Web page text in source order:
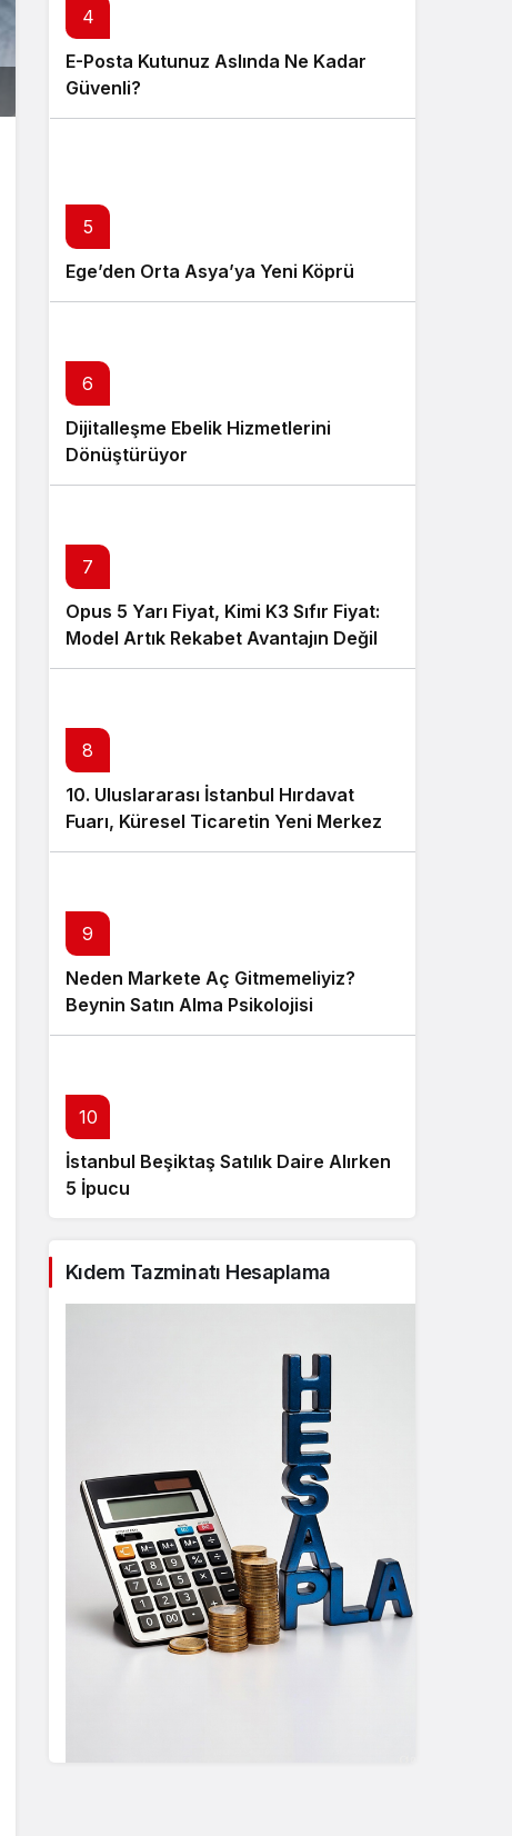
4
E-Posta Kutunuz Aslında Ne Kadar
Güvenli?
5
Ege’den Orta Asya’ya Yeni Köprü
6
Dijitalleşme Ebelik Hizmetlerini
Dönüştürüyor
7
Opus 5 Yarı Fiyat, Kimi K3 Sıfır Fiyat:
Model Artık Rekabet Avantajın Değil
8
10. Uluslararası İstanbul Hırdavat
Fuarı, Küresel Ticaretin Yeni Merkezi
Olmaya Hazırlanıyor
9
Neden Markete Aç Gitmemeliyiz?
Beynin Satın Alma Psikolojisi
10
İstanbul Beşiktaş Satılık Daire Alırken
5 İpucu
Kıdem Tazminatı Hesaplama